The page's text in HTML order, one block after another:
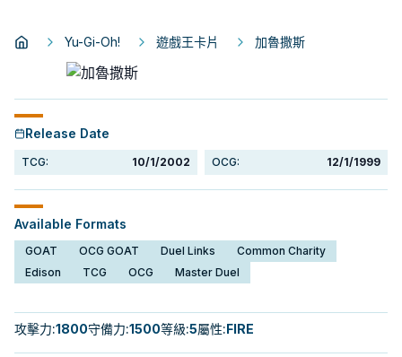
Yu-Gi-Oh! 遊戲王卡片 加魯撒斯
Release Date
TCG: 10/1/2002 OCG: 12/1/1999
Available Formats
GOAT OCG GOAT Duel Links
Common Charity
Edison
TCG OCG Master Duel
攻擊力:1800守備力:1500等級:5屬性:FIRE